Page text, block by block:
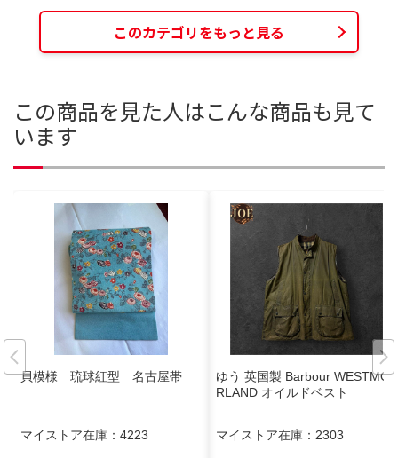
このカテゴリをもっと見る
この商品を見た人はこんな商品も見て
います
貝模様 琉球紅型 名古屋帯
マイストア在庫： 4223
ゆう 英国製 Barbour WESTMO
RLAND オイルドベスト
マイストア在庫： 2303